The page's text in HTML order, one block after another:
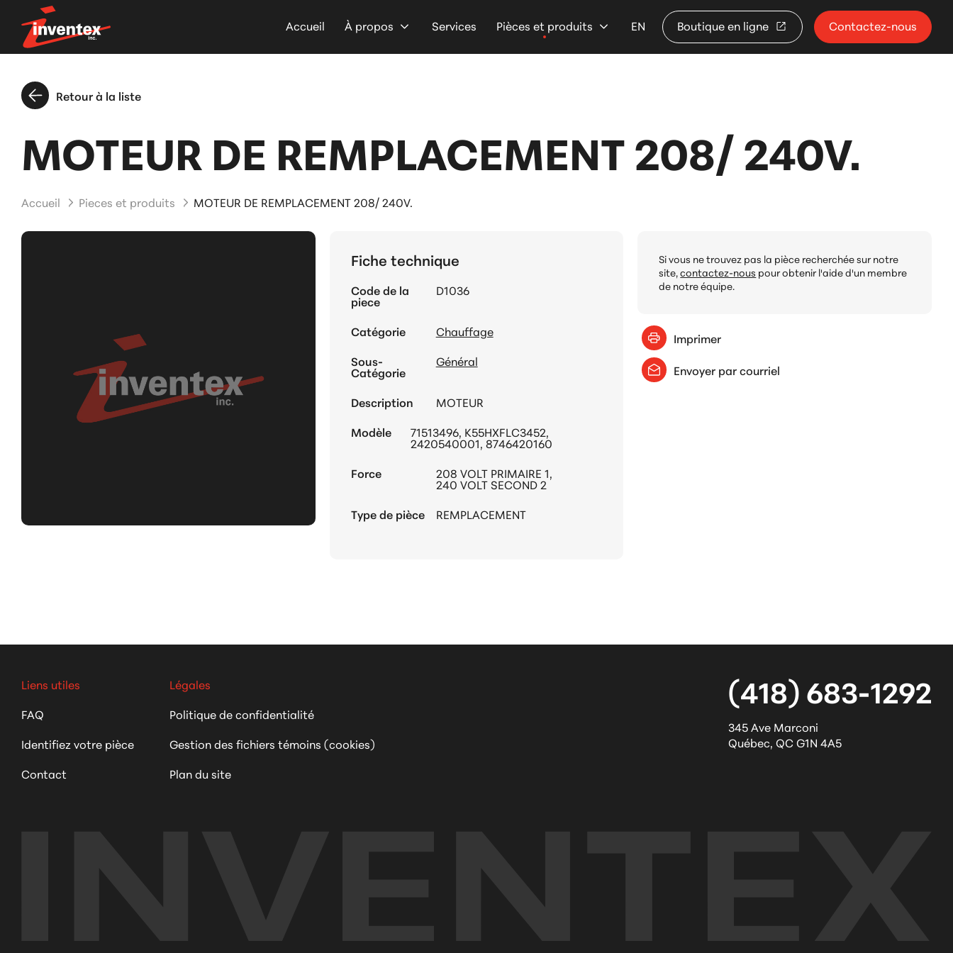
Accueil À propos Services Pièces et produits EN Boutique en ligne Contactez-nous
Retour à la liste
MOTEUR DE REMPLACEMENT 208/ 240V.
Accueil Pieces et produits MOTEUR DE REMPLACEMENT 208/ 240V.
Fiche technique
Code de la
piece
D1036
Catégorie
Chauffage
Sous-
Catégorie
Général
Description
MOTEUR
Modèle
71513496, K55HXFLC3452,
2420540001, 8746420160
Force
208 VOLT PRIMAIRE 1,
240 VOLT SECOND 2
Type de pièce
REMPLACEMENT
Si vous ne trouvez pas la pièce recherchée sur notre
site,contactez-nous pour obtenir l'aide d'un membre
de notre équipe.
Imprimer
Envoyer par courriel
(418) 683-1292
345 Ave Marconi
Québec, QCG1N 4A5
Liens utiles
FAQ
Identifiez votre pièce
Contact
Légales
Politique de confidentialité
Gestion des fichiers témoins (cookies)
Plan du site